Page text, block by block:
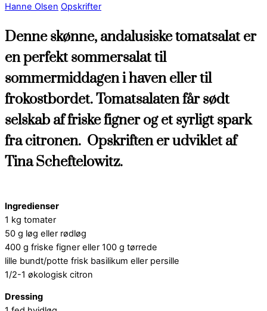
Hanne Olsen Opskrifter
Denne skønne, andalusiske tomatsalat er
en perfekt sommersalat til
sommermiddagen i haven eller til
frokostbordet. Tomatsalaten får sødt
selskab af friske figner og et syrligt spark
fra citronen. Opskriften er udviklet af
Tina Scheftelowitz.
Ingredienser
1 kg tomater
50 g løg eller rødløg
400 g friske figner eller 100 g tørrede
lille bundt/potte frisk basilikum eller persille
1/2-1 økologisk citron
Dressing